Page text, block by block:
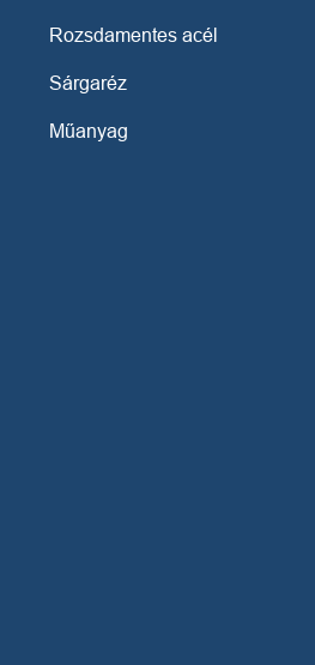
Rozsdamentes acél
Sárgaréz
Műanyag